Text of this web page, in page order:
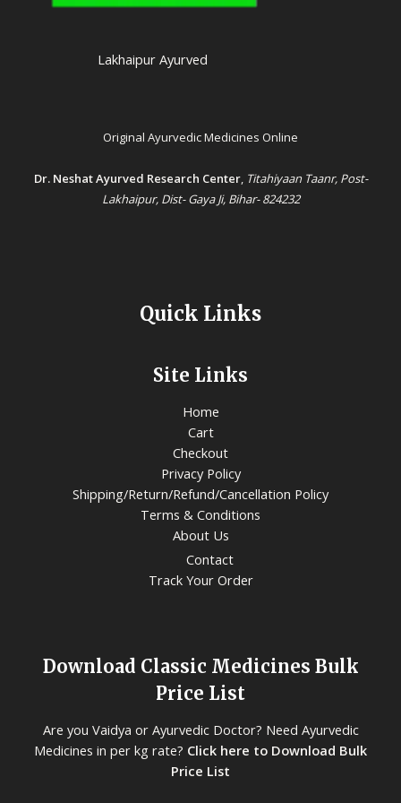
Lakhaipur Ayurved
Original Ayurvedic Medicines Online
Dr. Neshat Ayurved Research Center, Titahiyaan Taanr, Post-
Lakhaipur, Dist- Gaya Ji, Bihar- 824232
Quick Links
Site Links
Home
Cart
Checkout
Privacy Policy
Shipping/Return/Refund/Cancellation Policy
Terms & Conditions
About Us
Contact
Track Your Order
Download Classic Medicines Bulk
Price List
Are you Vaidya or Ayurvedic Doctor? Need Ayurvedic
Medicines in per kg rate? Click here to Download Bulk
Price List